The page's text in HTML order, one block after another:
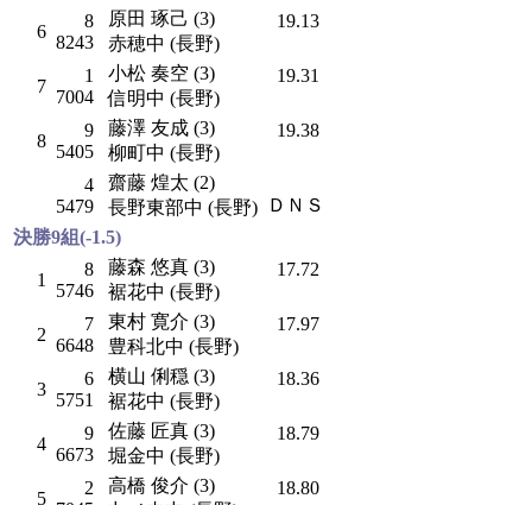
6
8
8243
原田 琢己 (3)
赤穂中 (長野)
19.13
7
1
7004
小松 奏空 (3)
信明中 (長野)
19.31
8
9
5405
藤澤 友成 (3)
柳町中 (長野)
19.38
4
5479
齋藤 煌太 (2)
長野東部中 (長野)
ＤＮＳ
決勝9組(-1.5)
1
8
5746
藤森 悠真 (3)
裾花中 (長野)
17.72
2
7
6648
東村 寛介 (3)
豊科北中 (長野)
17.97
3
6
5751
横山 俐穏 (3)
裾花中 (長野)
18.36
4
9
6673
佐藤 匠真 (3)
堀金中 (長野)
18.79
5
2
高橋 俊介 (3)
18.80